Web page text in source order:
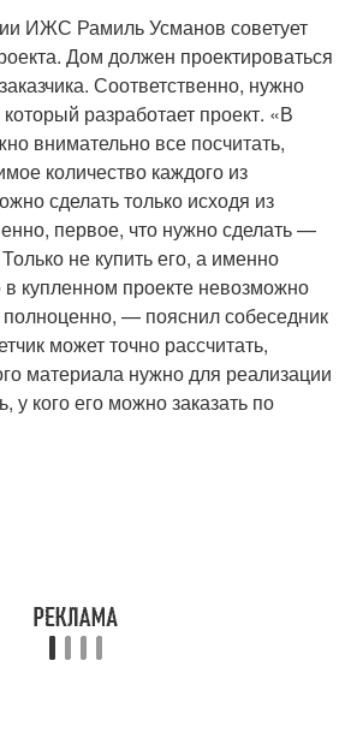
ИЖС Рамиль Усманов советует
Дом должен проектироваться
Соответственно, нужно
разработает проект. «В
внимательно все посчитать,
количество каждого из
сделать только исходя из
первое, что нужно сделать —
не купить его, а именно
в купленном проекте невозможно
полноценно, — пояснил собеседник
может точно рассчитать,
материала нужно для реализации
у кого его можно заказать по